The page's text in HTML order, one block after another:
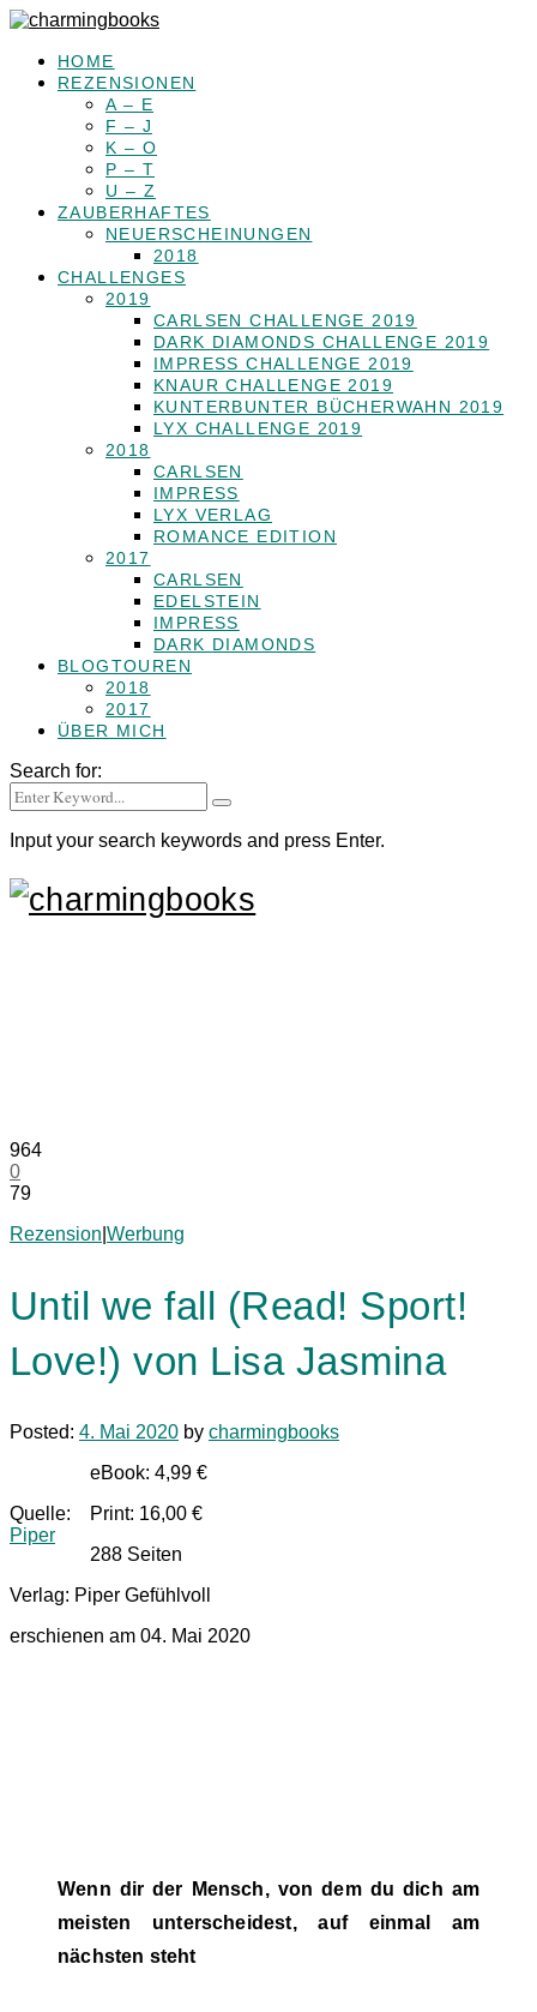
HOME
REZENSIONEN
A – E
F – J
K – O
P – T
U – Z
ZAUBERHAFTES
NEUERSCHEINUNGEN
2018
CHALLENGES
2019
CARLSEN CHALLENGE 2019
DARK DIAMONDS CHALLENGE 2019
IMPRESS CHALLENGE 2019
KNAUR CHALLENGE 2019
KUNTERBUNTER BÜCHERWAHN 2019
LYX CHALLENGE 2019
2018
CARLSEN
IMPRESS
LYX VERLAG
ROMANCE EDITION
2017
CARLSEN
EDELSTEIN
IMPRESS
DARK DIAMONDS
BLOGTOUREN
2018
2017
ÜBER MICH
Search for:
Input your search keywords and press Enter.
964
0
79
Rezension Werbung
Until we fall (Read! Sport!
Love!) von Lisa Jasmina
Posted: 4. Mai 2020 by charmingbooks
Quelle:
Piper
eBook: 4,99 €
Print: 16,00 €
288 Seiten
Verlag: Piper Gefühlvoll
erschienen am 04. Mai 2020
Wenn dir der Mensch, von dem du dich am
meisten unterscheidest, auf einmal am
nächsten steht